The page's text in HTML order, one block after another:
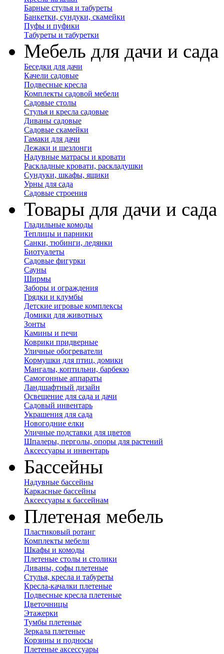
Барные стулья и табуреты
Банкетки, сундуки, скамейки
Пуфы и пуфики
Табуреты и табуретки
Мебель для дачи и сада
Беседки для дачи
Качели садовые
Подвесные кресла
Комплекты садовой мебели
Садовые столы
Стулья и кресла садовые
Диваны садовые
Садовые скамейки
Гамаки для дачи
Лежаки и шезлонги
Надувные матрасы и кровати
Раскладные кровати, раскладушки
Сундуки, шкафы, ящики
Урны для сада
Садовые строения
Товары для дачи и сада
Гладильные комоды
Теплицы и парники
Санки, тюбинги, ледянки
Биотуалеты
Садовые фигурки
Сауны
Ширмы
Заборы и ограждения
Грядки и клумбы
Детские игровые комплексы
Домики для животных
Зонты
Камины и печи
Коврики придверные
Уличные обогреватели
Кормушки для птиц, домики
Мангалы, коптильни, барбекю
Самогонные аппараты
Ландшафтный дизайн
Освещение для сада и дачи
Садовый инвентарь
Украшения для сада
Новогодние елки
Уличные подставки для цветов
Шпалеры, перголы, опоры для растений
Аксессуары и инвентарь
Бассейны
Надувные бассейны
Каркасные бассейны
Аксессуары к бассейнам
Плетеная мебель
Пластиковый ротанг
Комплекты мебели
Шкафы и комоды
Плетеные столы и столики
Диваны, софы плетеные
Стулья, кресла и табуреты
Кресла-качалки плетеные
Подвесные кресла плетеные
Цветочницы
Этажерки
Тумбы плетеные
Зеркала плетеные
Корзины и подносы
Плетеные аксессуары